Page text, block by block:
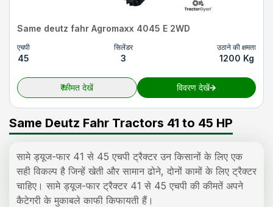
Same deutz fahr Agromaxx 4045 E 2WD
एचपी
45
सिलेंडर
3
उठाने की क्षमता
1200 Kg
₹कीमत देखें विवरण देखें
Same Deutz Fahr Tractors 41 to 45 HP
सामे ड्यूज-फार 41 से 45 एचपी ट्रैक्टर उन किसानों के लिए एक
सही विकल्प है जिन्हें खेती और सामान ढोने, दोनों कामों के लिए ट्रैक्टर
चाहिए। सामे ड्यूज-फार ट्रैक्टर 41 से 45 एचपी की कीमतें अपने
कैटेगरी के मुकाबले काफी किफायती हैं।